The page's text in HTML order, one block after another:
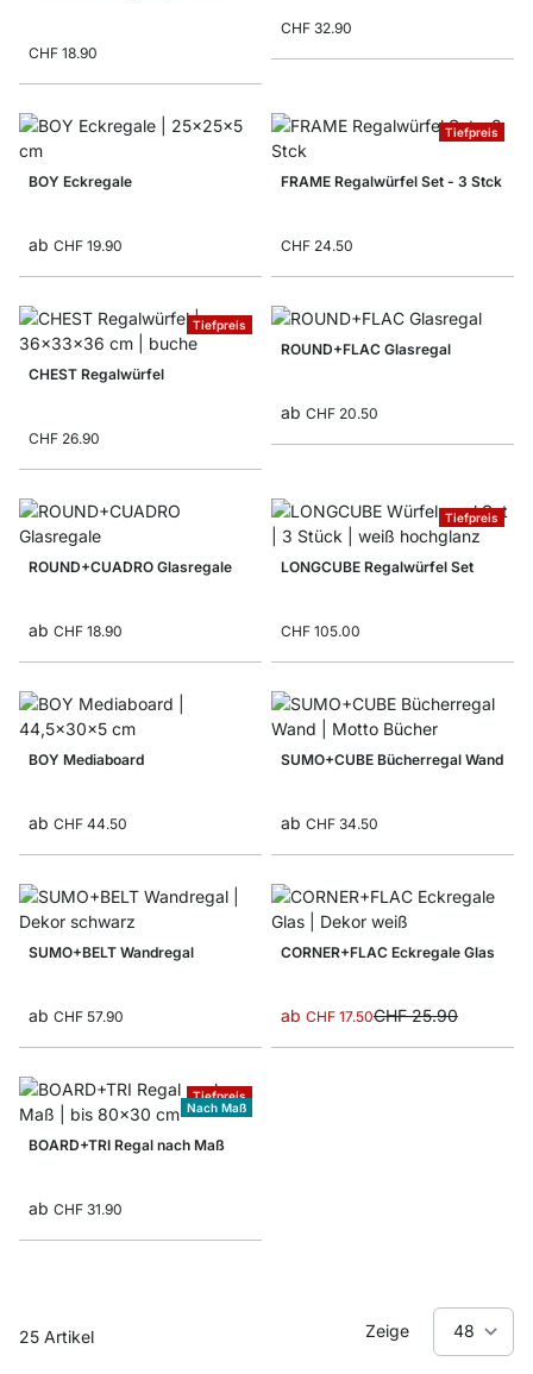
CHF 18.90
CHF 32.90
BOY Eckregale
ab CHF 19.90
Tiefpreis
FRAME Regalwürfel Set - 3 Stck
CHF 24.50
Tiefpreis
CHEST Regalwürfel
CHF 26.90
ROUND+FLAC Glasregal
ab CHF 20.50
ROUND+CUADRO Glasregale
ab CHF 18.90
Tiefpreis
LONGCUBE Regalwürfel Set
CHF 105.00
BOY Mediaboard
ab CHF 44.50
SUMO+CUBE Bücherregal Wand
ab CHF 34.50
SUMO+BELT Wandregal
ab CHF 57.90
CORNER+FLAC Eckregale Glas
ab CHF 17.50CHF 25.90
Tiefpreis
Nach Maß
BOARD+TRI Regal nach Maß
ab CHF 31.90
25 Artikel Zeige